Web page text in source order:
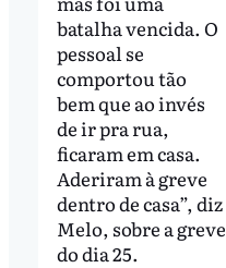
batalha vencida. O
pessoal se
comportou tão
bem que ao invés
de ir pra rua,
ficaram em casa.
Aderiram à greve
dentro de casa”, diz
Melo, sobre a greve
do dia 25.